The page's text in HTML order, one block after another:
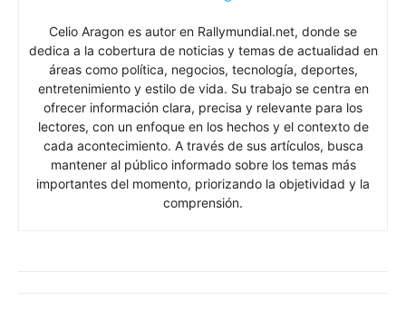
Celio Aragon es autor en Rallymundial.net, donde se
dedica a la cobertura de noticias y temas de actualidad en
áreas como política, negocios, tecnología, deportes,
entretenimiento y estilo de vida. Su trabajo se centra en
ofrecer información clara, precisa y relevante para los
lectores, con un enfoque en los hechos y el contexto de
cada acontecimiento. A través de sus artículos, busca
mantener al público informado sobre los temas más
importantes del momento, priorizando la objetividad y la
comprensión.